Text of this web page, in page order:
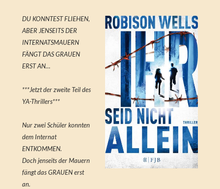
DU KONNTEST FLIEHEN,
ABER JENSEITS DER
INTERNATSMAUERN
FÄNGT DAS GRAUEN
ERST AN…
***Jetzt der zweite Teil des
YA-Thrillers***
Nur zwei Schüler konnten
dem Internat
ENTKOMMEN.
Doch jenseits der Mauern
fängt das GRAUEN erst
an.